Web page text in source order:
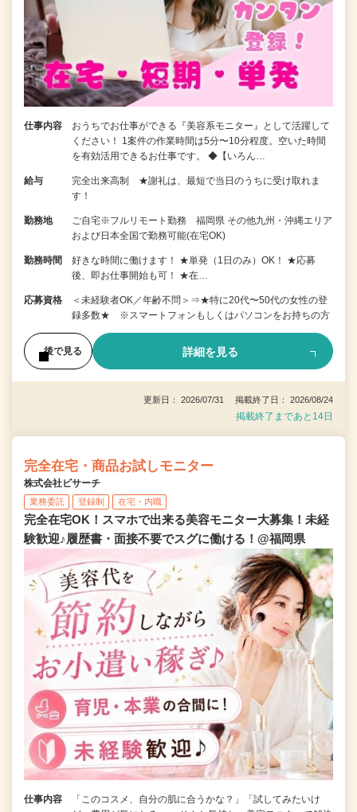
仕事内容
おうちでお仕事ができる『美容系モニター』として活躍して
ください！ 1案件の作業時間は5分〜10分程度。空いた時間
を有効活用できるお仕事です。 ◆【いろん…
給与
完全出来高制 ★謝礼は、最短で当日のうちに受け取れま
す！
勤務地
ご自宅※フルリモート勤務 福岡県 その他九州・沖縄エリア
および日本全国で勤務可能(在宅OK)
勤務時間
好きな時間に働けます！ ★単発（1日のみ）OK！ ★応募
後、即お仕事開始も可！ ★在…
応募資格
＜未経験者OK／年齢不問＞⇒★特に20代〜50代の女性の登
録多数★ ※スマートフォンもしくはパソコンをお持ちの方
後で見る 詳細を見る
更新日： 2026/07/31 掲載終了日： 2026/08/24
掲載終了まであと14日
完全在宅・商品お試しモニター
株式会社ビサーチ
業務委託 登録制 在宅・内職
完全在宅OK！スマホで出来る美容モニター大募集！未経
験歓迎♪履歴書・面接不要でスグに働ける！@福岡県
仕事内容
「このコスメ、自分の肌に合うかな？」「試してみたいけ